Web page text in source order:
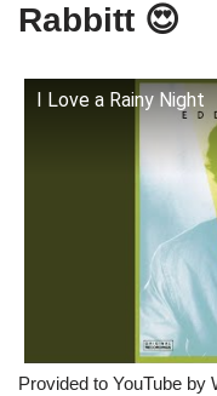
Rabbitt 😍
I Love a Rainy Night
Provided to YouTube by